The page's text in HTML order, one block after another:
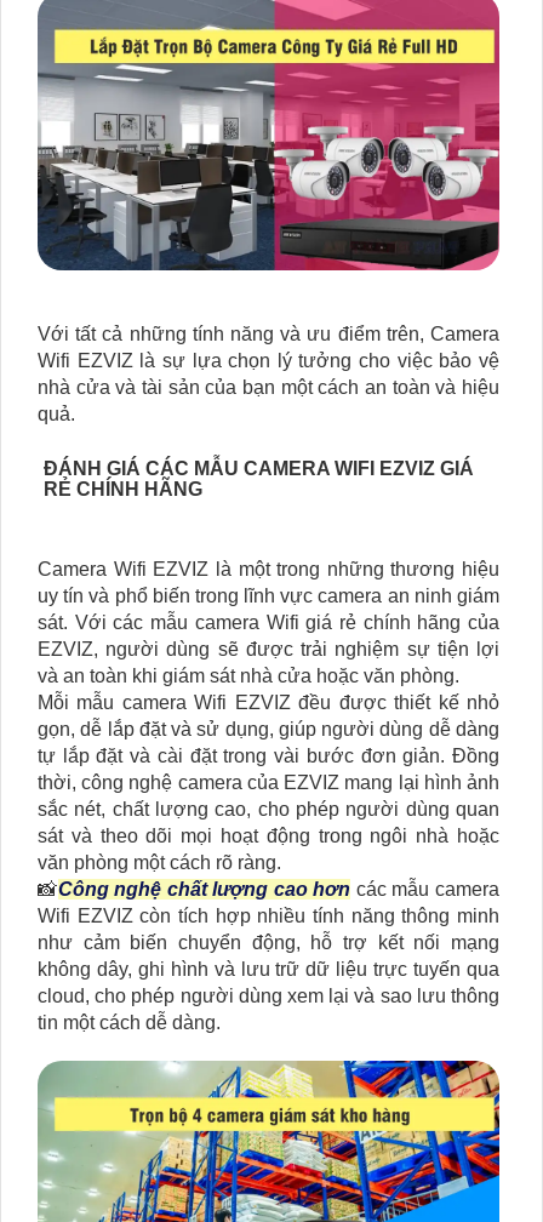
Với tất cả những tính năng và ưu điểm trên, Camera
Wifi EZVIZ là sự lựa chọn lý tưởng cho việc bảo vệ
nhà cửa và tài sản của bạn một cách an toàn và hiệu
quả.
ĐÁNH GIÁ CÁC MẪU CAMERA WIFI EZVIZ GIÁ
RẺ CHÍNH HÃNG
Camera Wifi EZVIZ là một trong những thương hiệu
uy tín và phổ biến trong lĩnh vực camera an ninh giám
sát. Với các mẫu camera Wifi giá rẻ chính hãng của
EZVIZ, người dùng sẽ được trải nghiệm sự tiện lợi
và an toàn khi giám sát nhà cửa hoặc văn phòng.
Mỗi mẫu camera Wifi EZVIZ đều được thiết kế nhỏ
gọn, dễ lắp đặt và sử dụng, giúp người dùng dễ dàng
tự lắp đặt và cài đặt trong vài bước đơn giản. Đồng
thời, công nghệ camera của EZVIZ mang lại hình ảnh
sắc nét, chất lượng cao, cho phép người dùng quan
sát và theo dõi mọi hoạt động trong ngôi nhà hoặc
văn phòng một cách rõ ràng.
📸Công nghệ chất lượng cao hơn các mẫu camera
Wifi EZVIZ còn tích hợp nhiều tính năng thông minh
như cảm biến chuyển động, hỗ trợ kết nối mạng
không dây, ghi hình và lưu trữ dữ liệu trực tuyến qua
cloud, cho phép người dùng xem lại và sao lưu thông
tin một cách dễ dàng.